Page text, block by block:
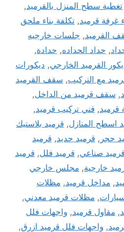
تغطية سطح المنزل بالقرميد,
غرفة قرميد, تكلفة بناء ملحق
القرميد, جلسات خارجيه
, حداد الحداده, حدادة,
القرميد الخارجي, ديكورات
مع التركيب, سقف القرميد
, سقف قرميد من الداخل,
قرميد, فني تركيب قرميد,
اسطح المنازل, قرميد بلاستيك
حجر , قرميد حديد, قرميد
قرميد صناعي, قرميد فلل, قرميد
خارجية, مجلس خارجي
, مداخل قرميد, مظلات
, مظلات قرميد معدني,
, مقاول قرميد, واجهات فلل
, واجهات فلل قرميد ازرق,